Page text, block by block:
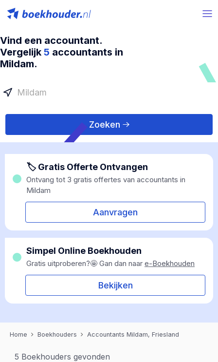
Vind een accountant.
Vergelijk 5 accountants in
Mildam.
Zoeken
🏷 Gratis Offerte Ontvangen
Ontvang tot 3 gratis offertes van accountants in
Mildam
Aanvragen
Simpel Online Boekhouden
Gratis uitproberen?🤩 Gan dan naar e-Boekhouden
Bekijken
Home Boekhouders Accountants Mildam, Friesland
5 Boekhouders gevonden